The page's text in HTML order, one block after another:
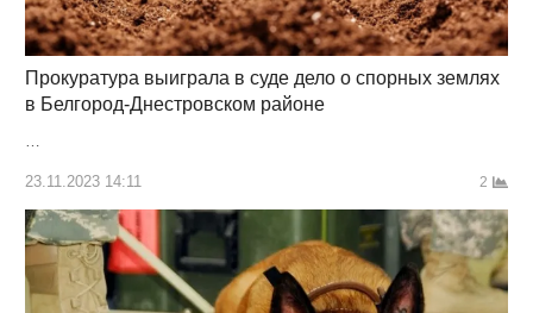
Прокуратура выиграла в суде дело о спорных землях
в Белгород-Днестровском районе
…
23.11.2023 14:11 2